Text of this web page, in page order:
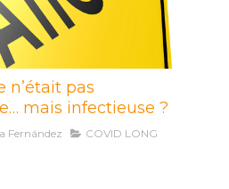
n’était pas
mais infectieuse ?
Fernández COVID LONG